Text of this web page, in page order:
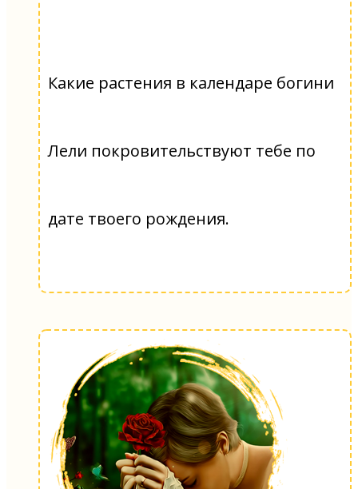
Какие растения в календаре богини
Лели покровительствуют тебе по
дате твоего рождения.